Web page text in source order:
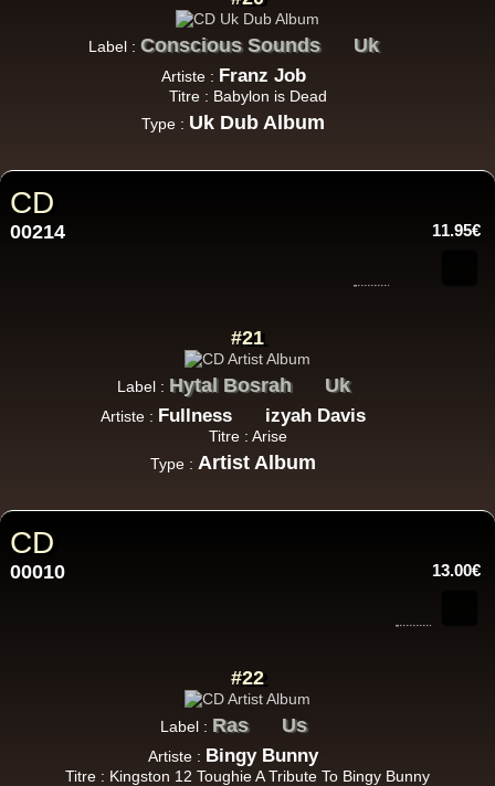
Label : Conscious Sounds Uk
Artiste : Franz Job
Titre : Babylon is Dead
Type : Uk Dub Album
CD
00214 11.95€
#21
Label : Hytal Bosrah Uk
Artiste : Fullness izyah Davis
Titre : Arise
Type : Artist Album
CD
00010 13.00€
#22
Label : Ras Us
Artiste : Bingy Bunny
Titre : Kingston 12 Toughie A Tribute To Bingy Bunny